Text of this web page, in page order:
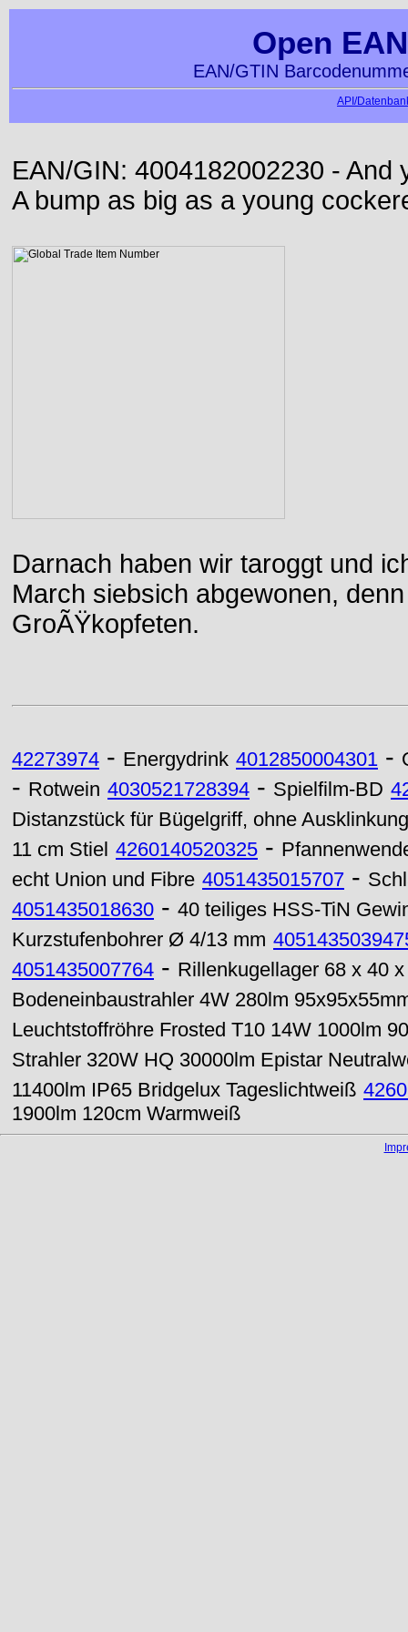
Open
EAN/GTIN
API/
EAN/GIN: 4004182002230 -
A bump as big as a young
Darnach haben wir taroggt und
March siebsich abgewonen,
GroÃŸkopfeten.
42273974 - Energydrink 4012850004301 -
- Rotwein 4030521728394 - Spielfilm-BD
Distanzstück für Bügelgriff, ohne
11 cm Stiel 4260140520325 -
echt Union und Fibre 4051435015707 -
4051435018630 - 40 teiliges HSS-TiN
Kurzstufenbohrer Ø 4/13 mm
4051435007764 - Rillenkugellager 68 x 40
Bodeneinbaustrahler 4W 280lm
Leuchtstoffröhre Frosted T10 14W 1000lm
Strahler 320W HQ 30000lm Epistar
11400lm IP65 Bridgelux Tageslichtweiß
1900lm 120cm Warmweiß